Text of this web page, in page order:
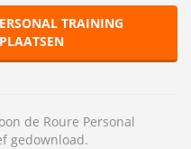
TRAINING
de Roure Personal
gedownload.